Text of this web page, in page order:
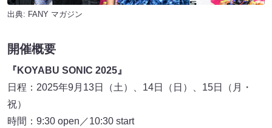
出典: FANY マガジン
開催概要
『KOYABU SONIC 2025』
日程：2025年9月13日（土）、14日（日）、15日（月・
祝）
時間：9:30 open／10:30 start